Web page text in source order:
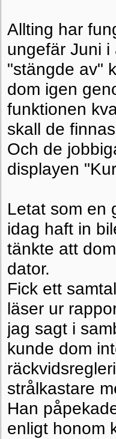
Allting har
ungefär Juni i
"stängde av"
dom igen
funktionen
skall de
Och de
displayen
Letat som en
idag haft in
tänkte att
dator.
Fick ett
läser ur
jag sagt i
kunde dom
strålkastare
Han
enligt honom